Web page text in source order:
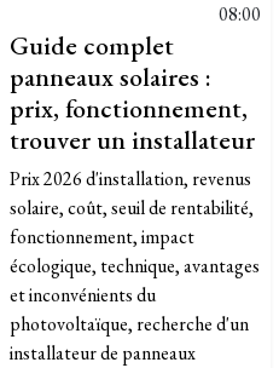
08:00
Guide complet
panneaux solaires :
prix, fonctionnement,
trouver un installateur
Prix 2026 d'installation, revenus
solaire, coût, seuil de rentabilité,
fonctionnement, impact
écologique, technique, avantages
et inconvénients du
photovoltaïque, recherche d'un
installateur de panneaux